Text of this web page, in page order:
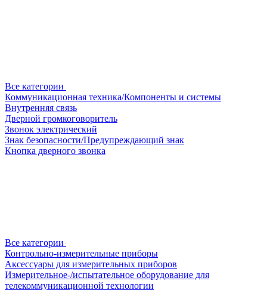
Все категории
Коммуникационная техника/Компоненты и системы
Внутренняя связь
Дверной громкоговоритель
Звонок электрический
Знак безопасности/Предупреждающий знак
Кнопка дверного звонка
Все категории
Контрольно-измерительные приборы
Аксессуары для измерительных приборов
Измерительное-/испытательное оборудование для
телекоммуникационной технологии